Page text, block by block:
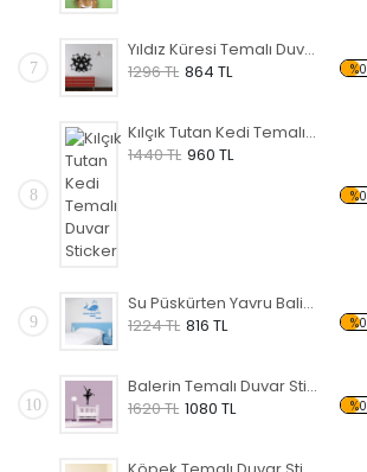
7
Yıldız Küresi Temalı Duvar Sticker
1296 TL 864 TL %0
8
Kılçık Tutan Kedi Temalı Duvar Sticker
1440 TL 960 TL
%0
9
Su Püskürten Yavru Balina Temalı Duvar Sticker
1224 TL 816 TL %0
10
Balerin Temalı Duvar Sticker
1620 TL 1080 TL %0